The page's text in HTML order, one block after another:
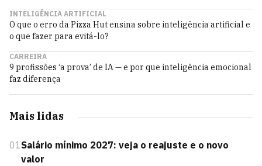
INTELIGÊNCIA ARTIFICIAL
O que o erro da Pizza Hut ensina sobre inteligência artificial e
o que fazer para evitá-lo?
CARREIRA
9 profissões ‘a prova’ de IA — e por que inteligência emocional
faz diferença
Mais lidas
01Salário mínimo 2027: veja o reajuste e o novo
valor